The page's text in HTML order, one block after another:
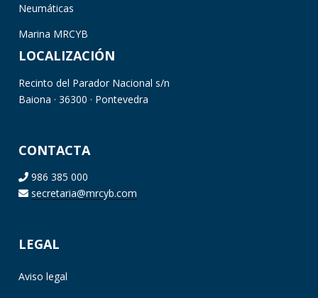
Neumáticas
Marina MRCYB
LOCALIZACIÓN
Recinto del Parador Nacional s/n
Baiona · 36300 · Pontevedra
CONTACTA
986 385 000
secretaria@mrcyb.com
LEGAL
Aviso legal